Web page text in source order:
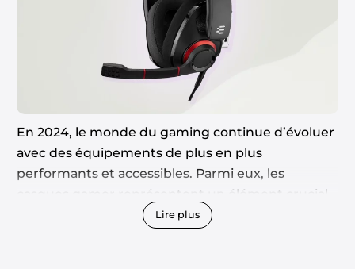
En 2024, le monde du gaming continue d’évoluer
avec des équipements de plus en plus
performants et accessibles. Parmi eux, les
casques gamer représentent un élément crucial
pour une expérience immersive. Trouver un
Lire plus